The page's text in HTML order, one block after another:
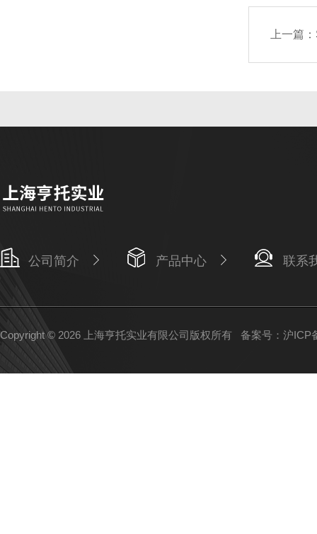
上一篇：
公司简介 产品中心 联系
Copyright © 2026 上海亨托实业有限公司版权所有 备案号：沪ICP